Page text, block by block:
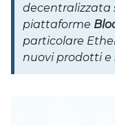
decentralizzata
piattaforme
particolare
nuovi prodotti e